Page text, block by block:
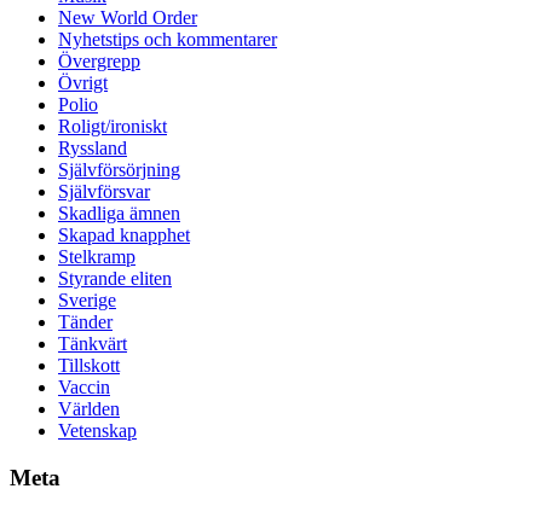
New World Order
Nyhetstips och kommentarer
Övergrepp
Övrigt
Polio
Roligt/ironiskt
Ryssland
Självförsörjning
Självförsvar
Skadliga ämnen
Skapad knapphet
Stelkramp
Styrande eliten
Sverige
Tänder
Tänkvärt
Tillskott
Vaccin
Världen
Vetenskap
Meta